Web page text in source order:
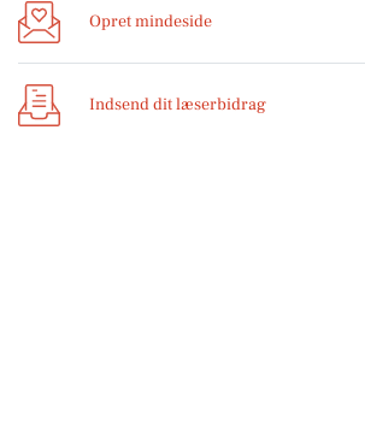
Opret mindeside
Indsend dit læserbidrag